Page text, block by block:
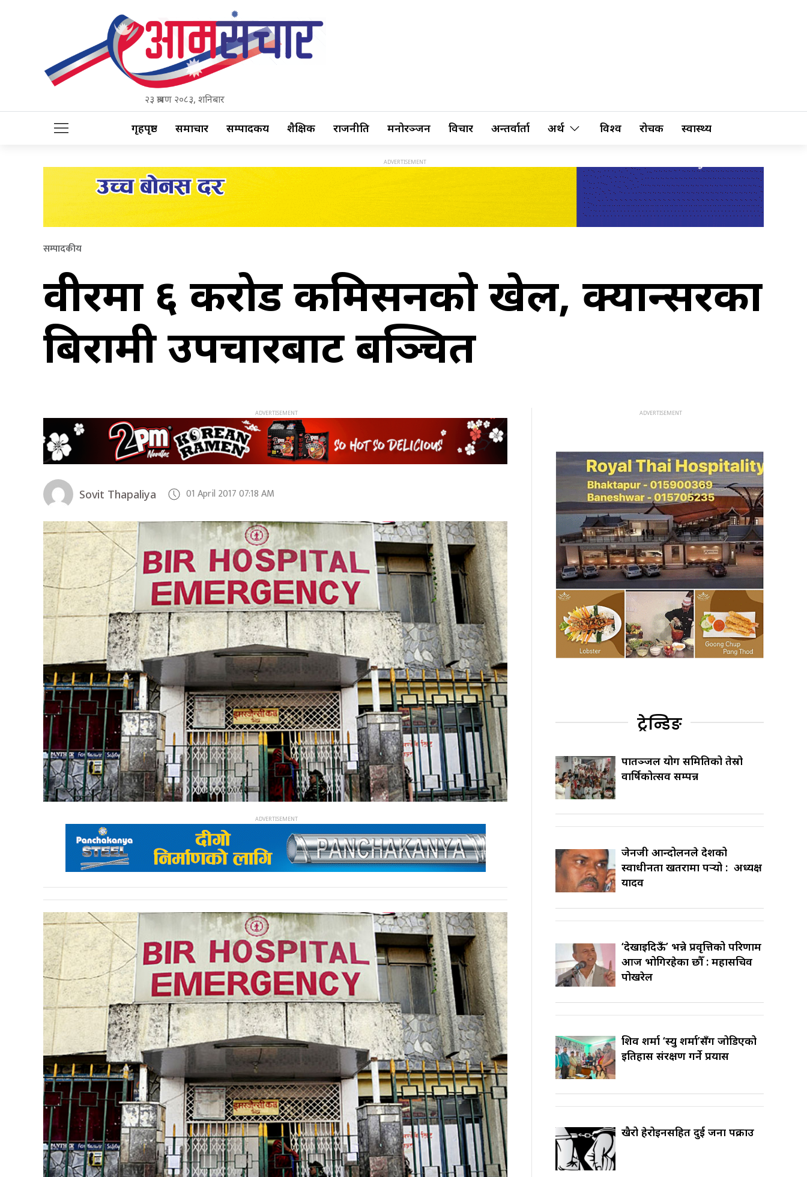
२३ श्रावण २०८३, शनिबार
गृहपृष्ठ समाचार सम्पादकीय शैक्षिक राजनीति मनोरञ्जन विचार अन्तर्वार्ता अर्थ विश्व रोचक स्वास्थ्य
सम्पादकीय
वीरमा ६ करोड कमिसनको खेल, क्यान्सरका
बिरामी उपचारबाट बञ्चित
Sovit Thapaliya 01 April 2017 07:18 AM
ट्रेन्डिङ
पातञ्जल योग समितिको तेस्रो
वार्षिकोत्सव सम्पन्न
जेनजी आन्दोलनले देशको
स्वाधीनता खतरामा पर्‍यो : अध्यक्ष
यादव
‘देखाइदिऊँ’ भन्ने प्रवृत्तिको परिणाम
आज भोगिरहेका छौँ : महासचिव
पोखरेल
शिव शर्मा ‘स्यु शर्मा’सँग जोडिएको
इतिहास संरक्षण गर्ने प्रयास
खैरो हेरोइनसहित दुई जना पक्राउ